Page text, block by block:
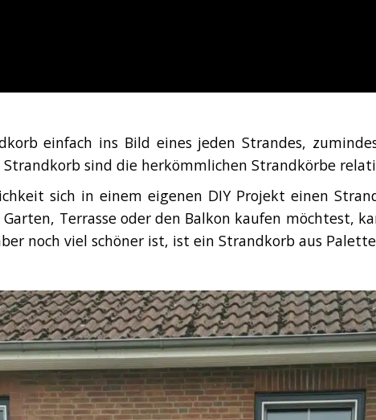
einfach ins Bild eines jeden Strandes,
sind die herkömmlichen Strandkörbe
sich in einem eigenen DIY Projekt einen
Terrasse oder den Balkon kaufen möchtest,
noch viel schöner ist, ist ein Strandkorb aus